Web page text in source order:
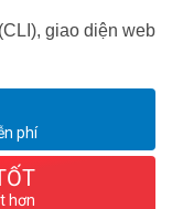
giao diện web
phí
hơn